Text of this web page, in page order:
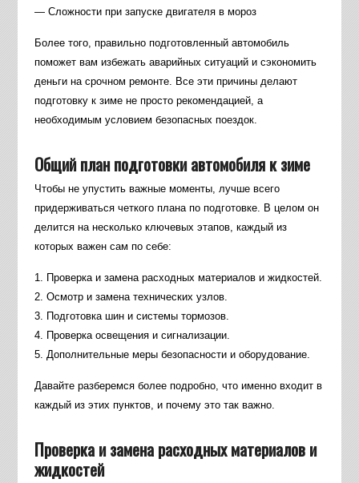
— Сложности при запуске двигателя в мороз
Более того, правильно подготовленный автомобиль
поможет вам избежать аварийных ситуаций и сэкономить
деньги на срочном ремонте. Все эти причины делают
подготовку к зиме не просто рекомендацией, а
необходимым условием безопасных поездок.
Общий план подготовки автомобиля к зиме
Чтобы не упустить важные моменты, лучше всего
придерживаться четкого плана по подготовке. В целом он
делится на несколько ключевых этапов, каждый из
которых важен сам по себе:
1. Проверка и замена расходных материалов и жидкостей.
2. Осмотр и замена технических узлов.
3. Подготовка шин и системы тормозов.
4. Проверка освещения и сигнализации.
5. Дополнительные меры безопасности и оборудование.
Давайте разберемся более подробно, что именно входит в
каждый из этих пунктов, и почему это так важно.
Проверка и замена расходных материалов и
жидкостей